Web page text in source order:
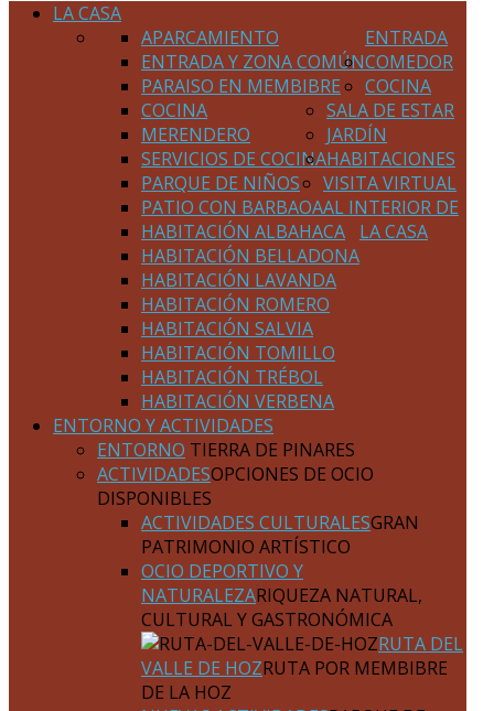
LA CASA
ENTRADA
APARCAMIENTO
ENTRADA Y ZONA COMÚN
PARAISO EN MEMBIBRE
COMEDOR
COCINA
COCINA
MERENDERO
SERVICIOS DE COCINA
SALA DE ESTAR
JARDÍN
PARQUE DE NIÑOS
PATIO CON BARBAOA
HABITACIONES
HABITACIÓN ALBAHACA
HABITACIÓN BELLADONA
HABITACIÓN LAVANDA
HABITACIÓN ROMERO
HABITACIÓN SALVIA
HABITACIÓN TOMILLO
HABITACIÓN TRÉBOL
HABITACIÓN VERBENA
VISITA VIRTUAL
AL INTERIOR DE
LA CASA
ENTORNO Y ACTIVIDADES
ENTORNO TIERRA DE PINARES
ACTIVIDADESOPCIONES DE OCIO
DISPONIBLES
ACTIVIDADES CULTURALESGRAN
PATRIMONIO ARTÍSTICO
OCIO DEPORTIVO Y
NATURALEZARIQUEZA NATURAL,
CULTURAL Y GASTRONÓMICA
RUTA DEL
VALLE DE HOZRUTA POR MEMBIBRE
DE LA HOZ